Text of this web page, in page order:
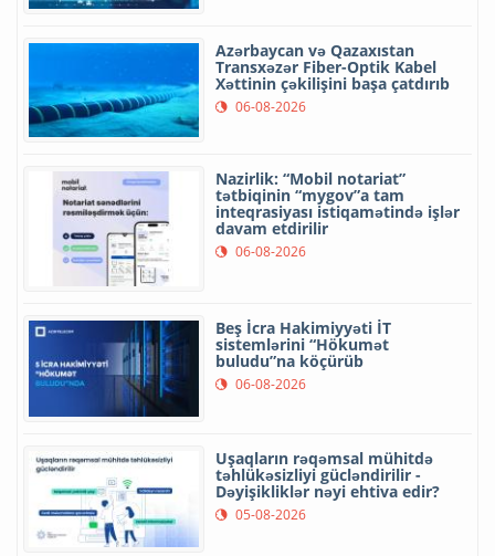
Azərbaycan və Qazaxıstan
Transxəzər Fiber-Optik Kabel
Xəttinin çəkilişini başa çatdırıb
06-08-2026
Nazirlik: “Mobil notariat”
tətbiqinin “mygov”a tam
inteqrasiyası istiqamətində işlər
davam etdirilir
06-08-2026
Beş İcra Hakimiyyəti İT
sistemlərini “Hökumət
buludu”na köçürüb
06-08-2026
Uşaqların rəqəmsal mühitdə
təhlükəsizliyi gücləndirilir -
Dəyişikliklər nəyi ehtiva edir?
05-08-2026